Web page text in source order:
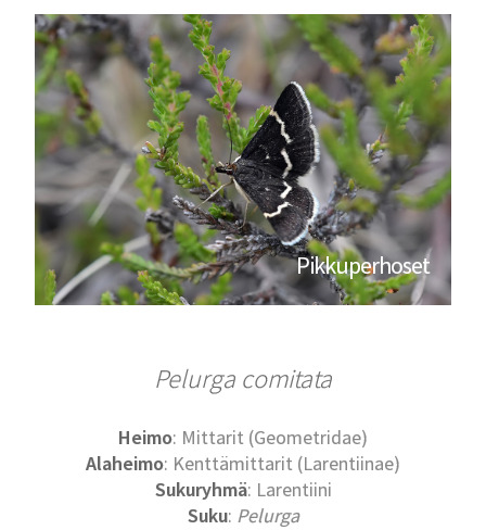
Pikkuperhoset
Pelurga comitata
Heimo: Mittarit (Geometridae)
Alaheimo: Kenttämittarit (Larentiinae)
Sukuryhmä: Larentiini
Suku: Pelurga